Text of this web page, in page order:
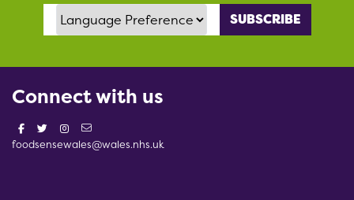
Language Preference
Connect with us
foodsensewales@wales.nhs.uk